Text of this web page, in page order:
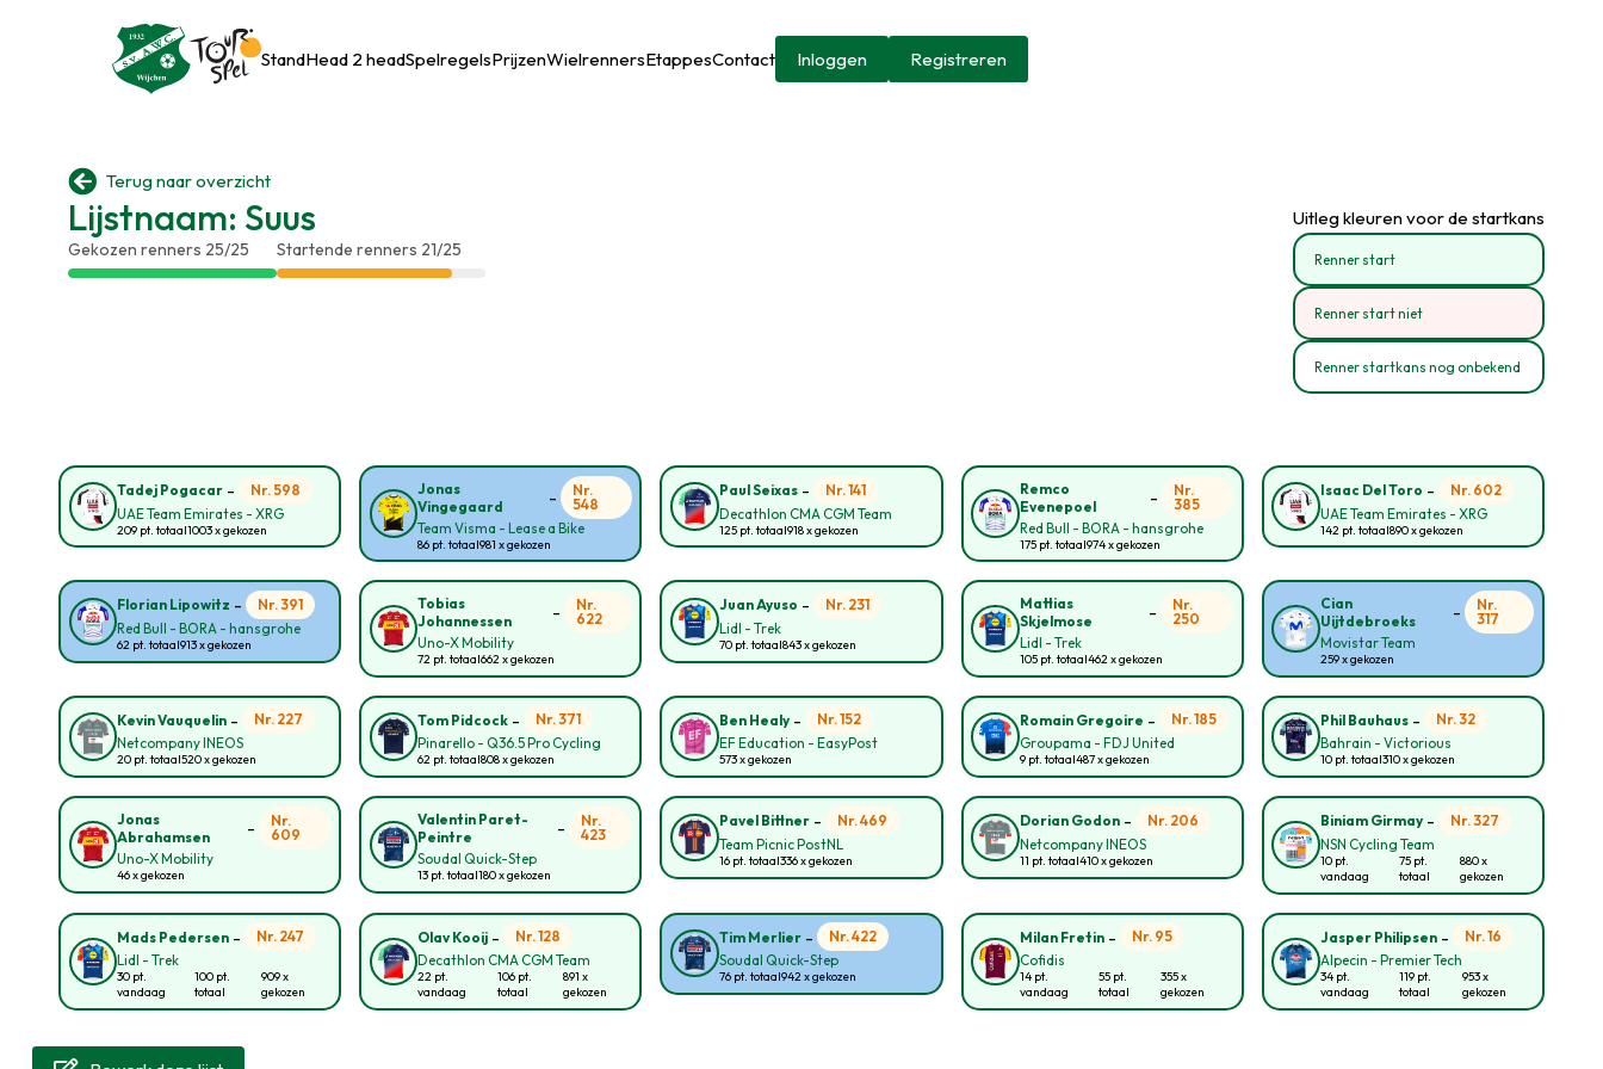
StandHead 2 headSpelregelsPrijzenWielrennersEtappesContact Inloggen Registreren
 Terug naar overzicht
Lijstnaam: Suus
Gekozen renners 25/25 Startende renners 21/25
Uitleg kleuren voor de startkans
Renner start
Renner start niet
Renner startkans nog onbekend
Tadej Pogacar -
Nr. 598
UAE Team Emirates - XRG
209 pt. totaal1003 x gekozen
Jonas
Vingegaard
-
Nr.
548
Team Visma - Lease a Bike
86 pt. totaal981 x gekozen
Paul Seixas-
Nr. 141
Decathlon CMA CGM Team
125 pt. totaal918 x gekozen
Remco
Evenepoel
-
Nr.
385
Red Bull - BORA - hansgrohe
175 pt. totaal974 x gekozen
Isaac Del Toro -
Nr. 602
UAE Team Emirates - XRG
142 pt. totaal890 x gekozen
Florian Lipowitz -
Nr. 391
Red Bull - BORA - hansgrohe
62 pt. totaal913 x gekozen
Tobias
Johannessen
-
Nr.
622
Uno-X Mobility
72 pt. totaal662 x gekozen
Juan Ayuso -
Nr. 231
Lidl - Trek
70 pt. totaal843 x gekozen
Mattias
Skjelmose
-
Nr.
250
Lidl - Trek
105 pt. totaal462 x gekozen
Cian
Uijtdebroeks
-
Nr.
317
Movistar Team
259 x gekozen
Kevin Vauquelin -
Nr. 227
Netcompany INEOS
20 pt. totaal520 x gekozen
Tom Pidcock -
Nr. 371
Pinarello - Q36.5 Pro Cycling
62 pt. totaal808 x gekozen
Ben Healy-
Nr. 152
EF Education - EasyPost
573 x gekozen
Romain Gregoire -
Nr. 185
Groupama - FDJ United
9 pt. totaal487 x gekozen
Phil Bauhaus-
Nr. 32
Bahrain - Victorious
10 pt. totaal310 x gekozen
Jonas
Abrahamsen
-
Nr.
609
Uno-X Mobility
46 x gekozen
Valentin Paret-
Peintre
-
Nr.
423
Soudal Quick-Step
13 pt. totaal180 x gekozen
Pavel Bittner-
Nr. 469
Team Picnic PostNL
16 pt. totaal336 x gekozen
Dorian Godon-
Nr. 206
Netcompany INEOS
11 pt. totaal410 x gekozen
Biniam Girmay-
Nr. 327
NSN Cycling Team
10 pt.
vandaag
75 pt.
totaal
880 x
gekozen
Mads Pedersen -
Nr. 247
Lidl - Trek
30 pt.
vandaag
100 pt.
totaal
909 x
gekozen
Olav Kooij -
Nr. 128
Decathlon CMA CGM Team
22 pt.
vandaag
106 pt.
totaal
891 x
gekozen
Tim Merlier-
Nr. 422
Soudal Quick-Step
76 pt. totaal942 x gekozen
Milan Fretin-
Nr. 95
Cofidis
14 pt.
vandaag
55 pt.
totaal
355 x
gekozen
Jasper Philipsen-
Nr. 16
Alpecin - Premier Tech
34 pt.
vandaag
119 pt.
totaal
953 x
gekozen